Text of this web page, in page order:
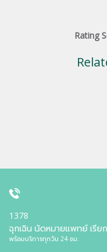
Rating
1378
ฉุกเฉิน นัดหมายแพทย์ เรีย
พร้อมบริการทุกวัน 24 ชม.